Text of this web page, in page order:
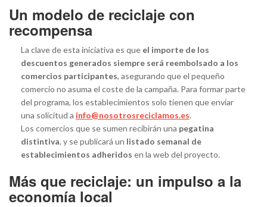
Un modelo de reciclaje con
recompensa
La clave de esta iniciativa es que el importe de los
descuentos generados siempre será reembolsado a los
comercios participantes, asegurando que el pequeño
comercio no asuma el coste de la campaña. Para formar parte
del programa, los establecimientos solo tienen que enviar
una solicitud a info@nosotrosreciclamos.es.
Los comercios que se sumen recibirán una pegatina
distintiva, y se publicará un listado semanal de
establecimientos adheridos en la web del proyecto.
Más que reciclaje: un impulso a la
economía local